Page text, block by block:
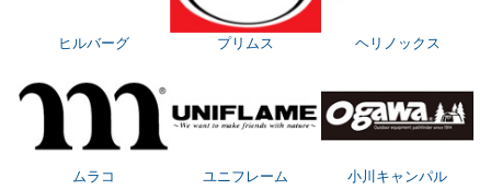
ヒルバーグ プリムス ヘリノックス
ムラコ ユニフレーム 小川キャンパル